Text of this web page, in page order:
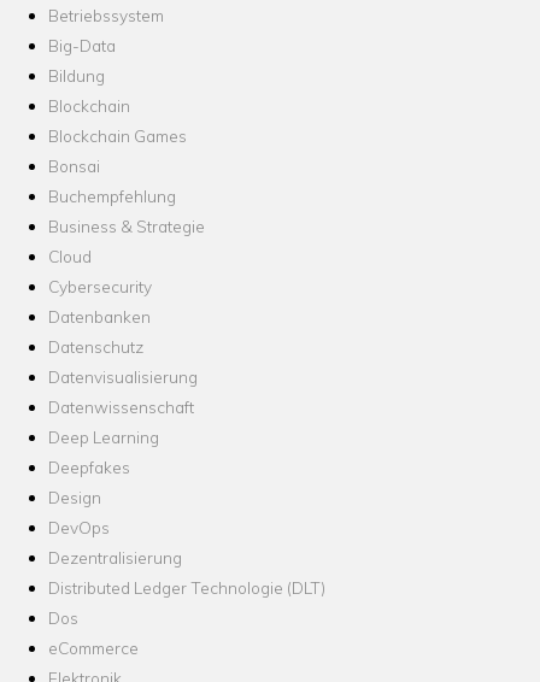
Betriebssystem
Big-Data
Bildung
Blockchain
Blockchain Games
Bonsai
Buchempfehlung
Business & Strategie
Cloud
Cybersecurity
Datenbanken
Datenschutz
Datenvisualisierung
Datenwissenschaft
Deep Learning
Deepfakes
Design
DevOps
Dezentralisierung
Distributed Ledger Technologie (DLT)
Dos
eCommerce
Elektronik